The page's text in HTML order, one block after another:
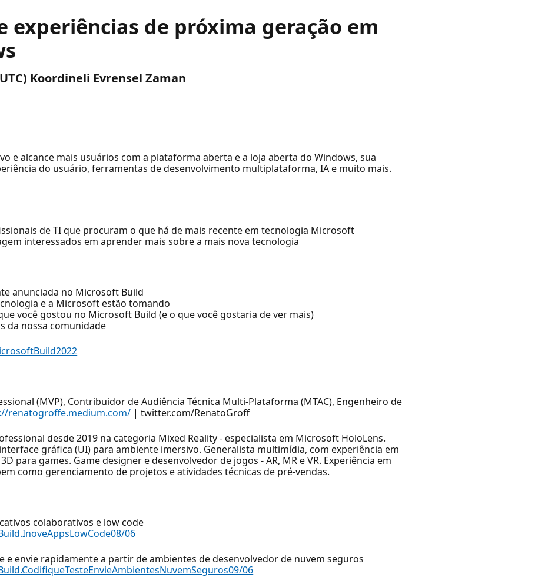
experiências de próxima geração em
Koordineli Evrensel Zaman
e alcance mais usuários com a plataforma aberta e a loja aberta do Windows, sua
do usuário, ferramentas de desenvolvimento multiplataforma, IA e muito mais.
de TI que procuram o que há de mais recente em tecnologia Microsoft
interessados em aprender mais sobre a mais nova tecnologia
anunciada no Microsoft Build
e a Microsoft estão tomando
você gostou no Microsoft Build (e o que você gostaria de ver mais)
da nossa comunidade
(MVP), Contribuidor de Audiência Técnica Multi-Plataforma (MTAC), Engenheiro de
renatogroffe.medium.com/ | twitter.com/RenatoGroff
desde 2019 na categoria Mixed Reality - especialista em Microsoft HoloLens.
gráfica (UI) para ambiente imersivo. Generalista multimídia, com experiência em
para games. Game designer e desenvolvedor de jogos - AR, MR e VR. Experiência em
como gerenciamento de projetos e atividades técnicas de pré-vendas.
colaborativos e low code
06
e envie rapidamente a partir de ambientes de desenvolvedor de nuvem seguros
06